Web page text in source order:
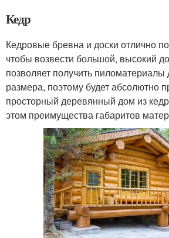
Кедр
Кедровые бревна и доски отлично
чтобы возвести большой, высокий
позволяет получить пиломатериалы
размера, поэтому будет абсолютно
просторный деревянный дом из
этом преимущества габаритов